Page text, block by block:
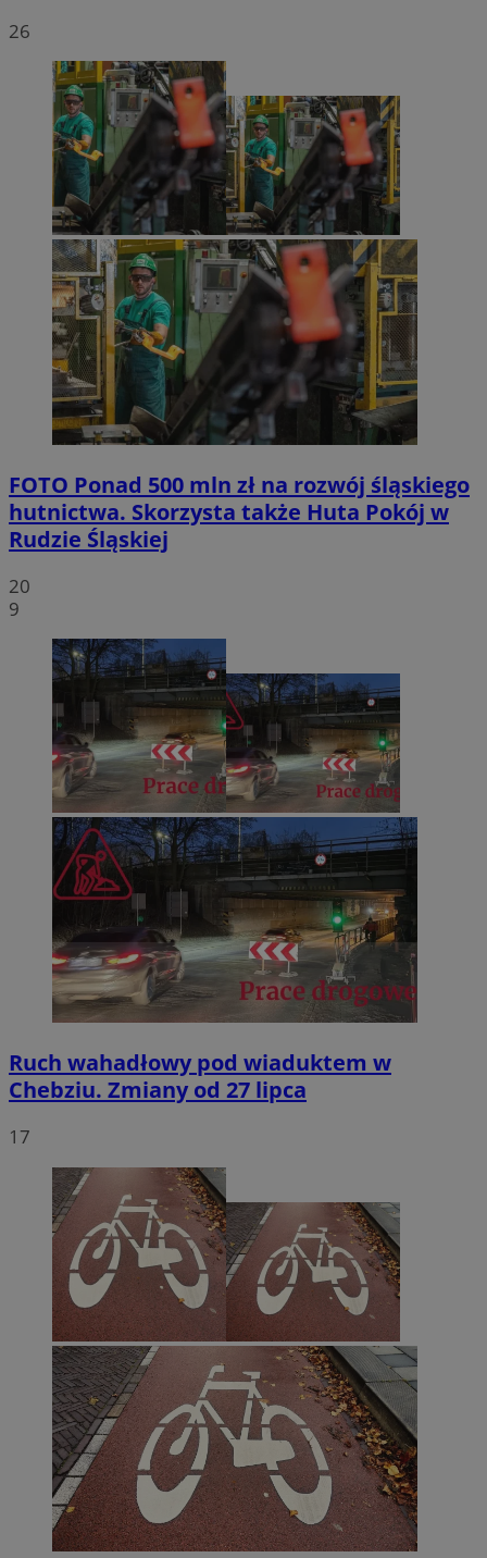
26
FOTO Ponad 500 mln zł na rozwój śląskiego
hutnictwa. Skorzysta także Huta Pokój w
Rudzie Śląskiej
20
9
Ruch wahadłowy pod wiaduktem w
Chebziu. Zmiany od 27 lipca
17